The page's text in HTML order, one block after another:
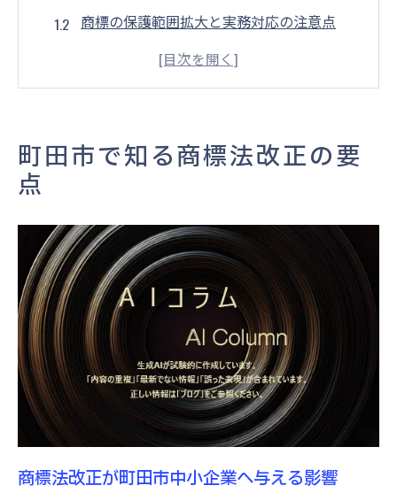
商標の保護範囲拡大と実務対応の注意点
最新の商標法改正で変わる登録手続き
町田市事例から学ぶ商標法改正の実践活用
商標の最新動向と法改正を探る
商標の最新動向が知財経営に及ぼす影響
音や色彩など新たな商標の保護対象とは
法改正による商標登録のメリットと留意点
特許庁の発表で読み解く商標トレンド
商標セミナー2025年の注目ポイント整理
知財セミナーで知る最新商標法改正情報
改正商標法を学び知財戦略を強化
改正商標法の要点を知財戦略に活かす方法
町田市で知る商標法改正の要
点
商標法改正が町田市中小企業へ与える影響